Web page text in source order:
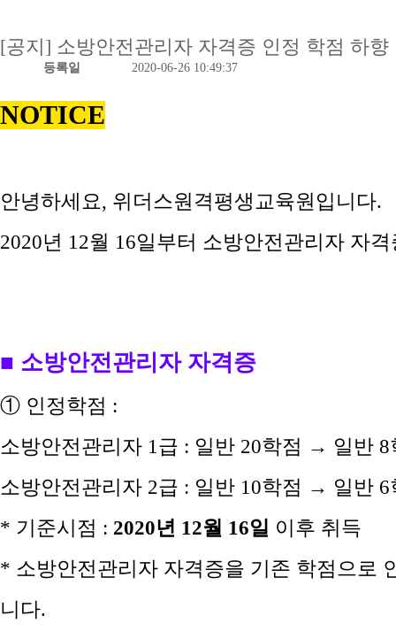
[공지] 소방안전관리자 자격증 인정 학점 하향
등록일 2020-06-26 10:49:37
NOTICE
안녕하세요, 위더스원격평생교육원입니다.
2020년 12월 16일부터 소방안전관리자 자
■ 소방안전관리자 자격증
① 인정학점 :
소방안전관리자 1급 : 일반 20학점 → 일반 8
소방안전관리자 2급 : 일반 10학점 → 일반 6
* 기준시점 : 2020년 12월 16일 이후 취득
* 소방안전관리자 자격증을 기존 학점으로
니다.